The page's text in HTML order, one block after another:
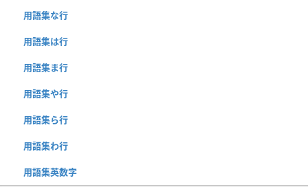
用語集な行
用語集は行
用語集ま行
用語集や行
用語集ら行
用語集わ行
用語集英数字